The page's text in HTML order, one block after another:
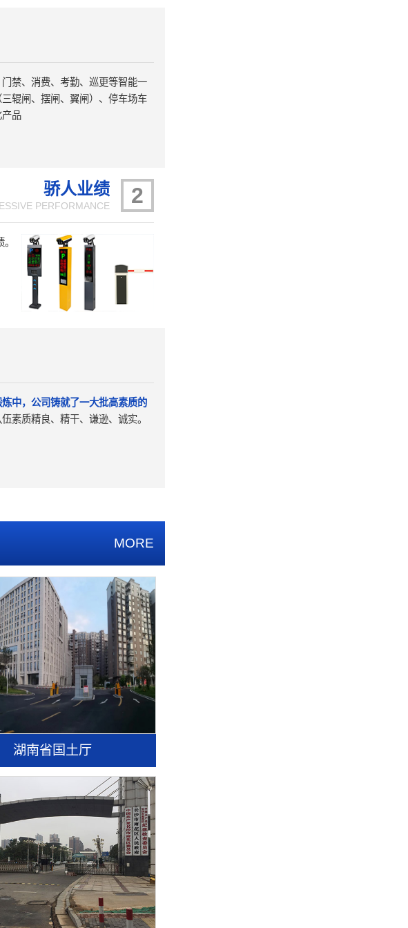
禁、消费、考勤、巡更等智能一
辊闸、摆闸、翼闸）、停车场车
产品
2
骄人业绩
PERFORMANCE
中，公司铸就了一大批高素质的
伍素质精良、精干、谦逊、诚实。
MORE
湖南省国土厅